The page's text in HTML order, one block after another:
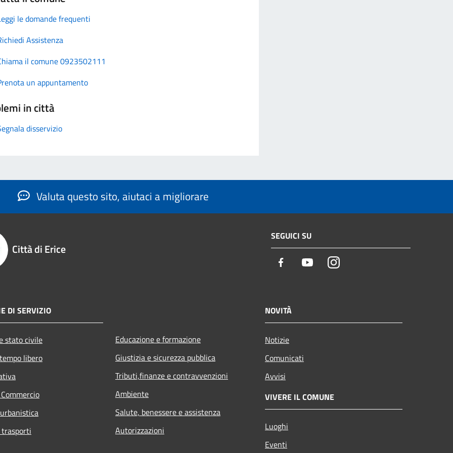
le domande frequenti
Assistenza
il comune 0923502111
un appuntamento
in città
disservizio
Valuta questo sito, aiutaci a migliorare
Città di Erice
SEGUICI SU
Facebook YoutubeInstagram
DI SERVIZIO
stato civile
libero
Educazione e formazione
Giustizia e sicurezza pubblica
Tributi,finanze e contravvenzioni
Ambiente
Salute, benessere e assistenza
Autorizzazioni
NOVITÀ
Notizie
Comunicati
Avvisi
VIVERE IL COMUNE
Luoghi
Eventi